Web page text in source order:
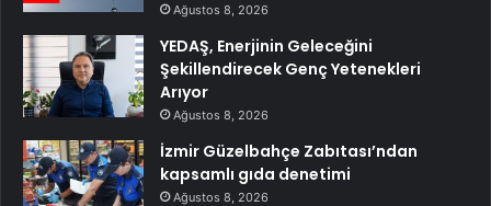
Ağustos 8, 2026
YEDAŞ, Enerjinin Geleceğini
Şekillendirecek Genç Yetenekleri
Arıyor
Ağustos 8, 2026
İzmir Güzelbahçe Zabıtası’ndan
kapsamlı gıda denetimi
Ağustos 8, 2026